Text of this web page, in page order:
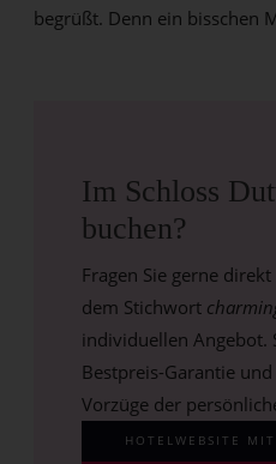
begrüßt. Denn ein bisschen
Im Schloss
buchen?
Fragen Sie gerne
dem Stichwort
individuellen Angebot.
Bestpreis-Garantie
Vorzüge der
HOTELWEBSITE